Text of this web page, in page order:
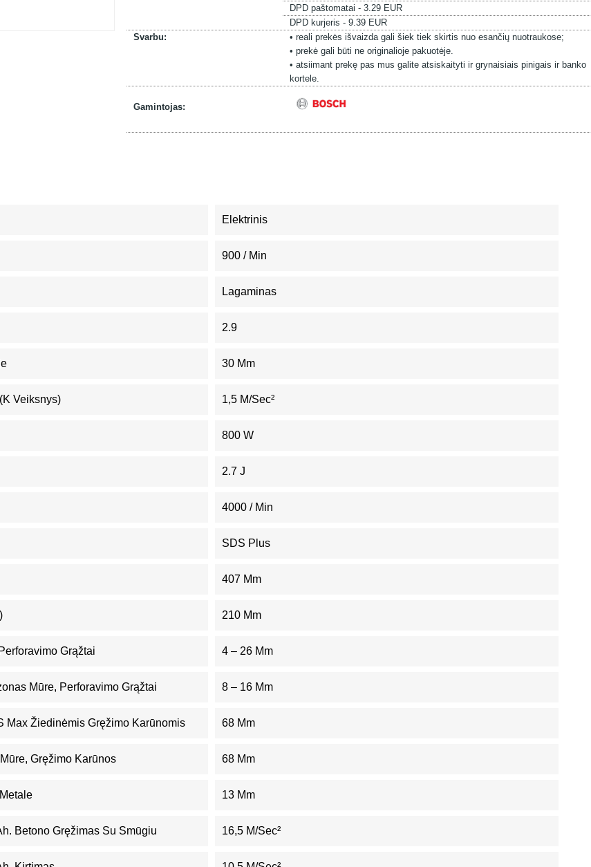
DPD paštomatai - 3.29 EUR
DPD kurjeris - 9.39 EUR
Svarbu:
• reali prekės išvaizda gali šiek tiek skirtis nuo esančių nuotraukose;
• prekė gali būti ne originalioje pakuotėje.
• atsiimant prekę pas mus galite atsiskaityti ir grynaisiais pinigais ir banko
kortele.
Gamintojas:
Elektrinis
900 / Min
Lagaminas
2.9
30 Mm
Veiksnys) 1,5 M/sec²
800 W
2.7 J
4000 / Min
SDS Plus
407 Mm
210 Mm
Grąžtai 4 – 26 Mm
Mūre, Perforavimo Grąžtai 8 – 16 Mm
Max Žiedinėmis Gręžimo Karūnomis 68 Mm
Gręžimo Karūnos 68 Mm
13 Mm
Betono Gręžimas Su Smūgiu 16,5 M/sec²